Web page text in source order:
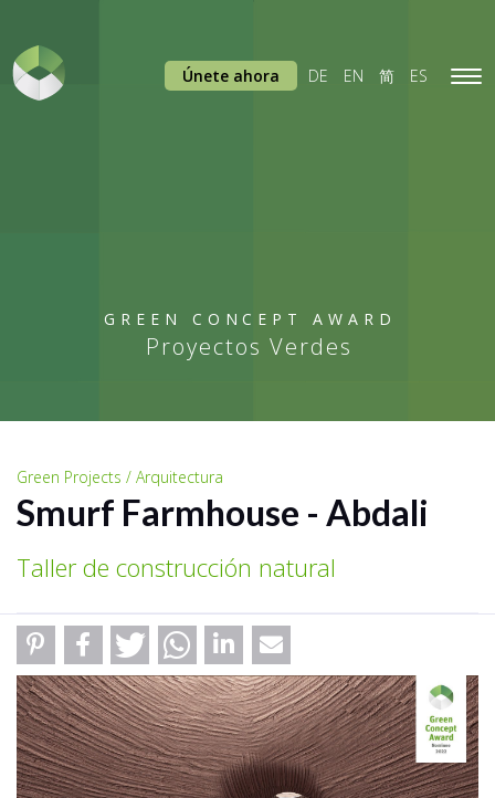
GREEN CONCEPT AWARD
Proyectos Verdes
Únete ahora DE EN 简 ES
Green Projects / Arquitectura
Smurf Farmhouse - Abdali
Taller de construcción natural